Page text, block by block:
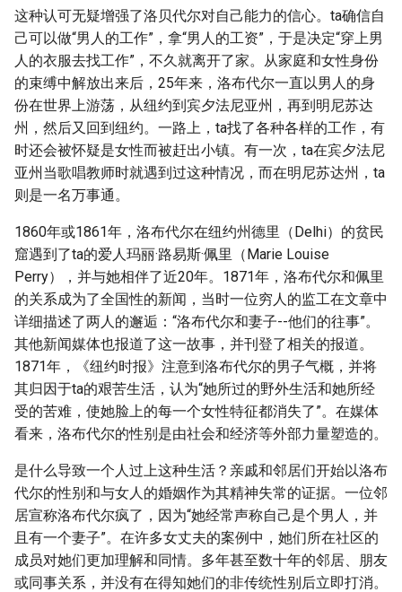
这种认可无疑增强了洛贝代尔对自己能力的信心。ta确信自
己可以做“男人的工作”，拿“男人的工资”，于是决定“穿上男
人的衣服去找工作”，不久就离开了家。从家庭和女性身份
的束缚中解放出来后，25年来，洛布代尔一直以男人的身
份在世界上游荡，从纽约到宾夕法尼亚州，再到明尼苏达
州，然后又回到纽约。一路上，ta找了各种各样的工作，有
时还会被怀疑是女性而被赶出小镇。有一次，ta在宾夕法尼
亚州当歌唱教师时就遇到过这种情况，而在明尼苏达州，ta
则是一名万事通。
1860年或1861年，洛布代尔在纽约州德里（Delhi）的贫民
窟遇到了ta的爱人玛丽·路易斯·佩里（Marie Louise
Perry），并与她相伴了近20年。1871年，洛布代尔和佩里
的关系成为了全国性的新闻，当时一位穷人的监工在文章中
详细描述了两人的邂逅：“洛布代尔和妻子--他们的往事”。
其他新闻媒体也报道了这一故事，并刊登了相关的报道。
1871年，《纽约时报》注意到洛布代尔的男子气概，并将
其归因于ta的艰苦生活，认为“她所过的野外生活和她所经
受的苦难，使她脸上的每一个女性特征都消失了”。在媒体
看来，洛布代尔的性别是由社会和经济等外部力量塑造的。
是什么导致一个人过上这种生活？亲戚和邻居们开始以洛布
代尔的性别和与女人的婚姻作为其精神失常的证据。一位邻
居宣称洛布代尔疯了，因为“她经常声称自己是个男人，并
且有一个妻子”。在许多女丈夫的案例中，她们所在社区的
成员对她们更加理解和同情。多年甚至数十年的邻居、朋友
或同事关系，并没有在得知她们的非传统性别后立即打消。